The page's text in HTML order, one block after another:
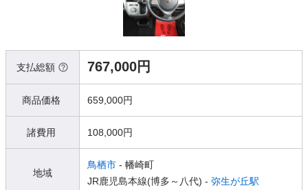
支払総額 767,000円
商品価格 659,000円
諸費用 108,000円
地域
鳥栖市 - 幡崎町
JR鹿児島本線(博多～八代) - 弥生が丘駅